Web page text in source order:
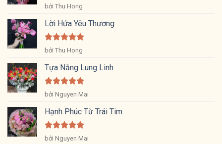
Được xếp
sao
bởi Thu Hong
Lời Hứa Yêu Thương
Được xếp
sao
bởi Thu Hong
Tựa Nắng Lung Linh
Được xếp
hạng 55
sao
bởi Nguyen Mai
Hạnh Phúc Từ Trái Tim
Được xếp
bởi Nguyen Mai